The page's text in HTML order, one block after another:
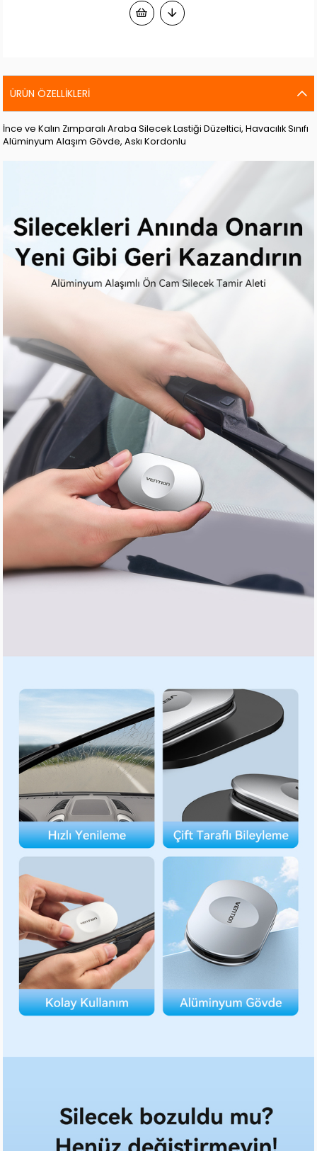
ÜRÜN ÖZELLIKLERI
İnce ve Kalın Zımparalı Araba Silecek Lastiği Düzeltici, Havacılık Sınıfı
Alüminyum Alaşım Gövde, Askı Kordonlu